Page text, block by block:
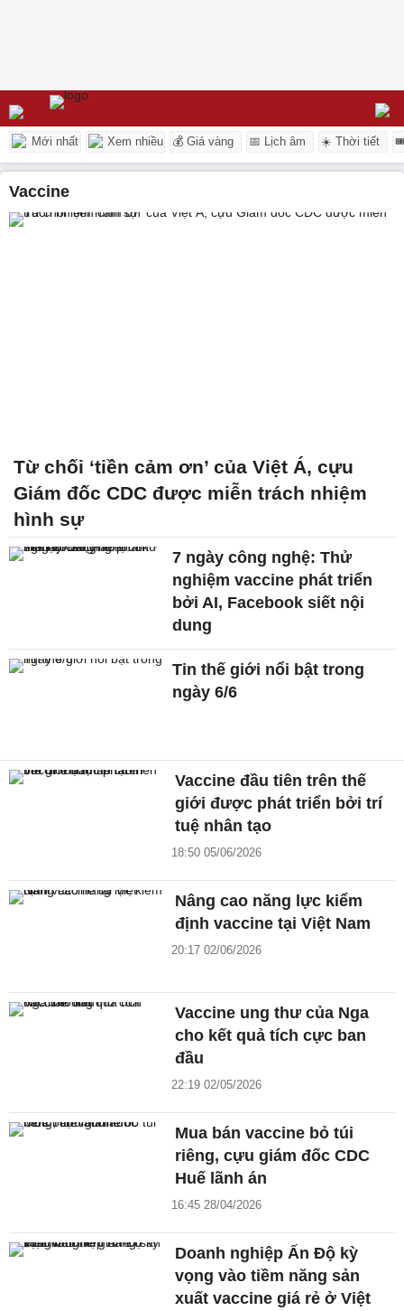
Mới nhất Xem nhiều 💰 Giá vàng 📅 Lịch âm ☀️ Thời tiết
vaccine
Từ chối ‘tiền cảm ơn’ của Việt Á, cựu
Giám đốc CDC được miễn trách nhiệm
hình sự
7 ngày công nghệ: Thử
nghiệm vaccine phát triển
bởi AI, Facebook siết nội
dung
Tin thế giới nổi bật trong
ngày 6/6
Vaccine đầu tiên trên thế
giới được phát triển bởi trí
tuệ nhân tạo
18:50 05/06/2026
Nâng cao năng lực kiểm
định vaccine tại Việt Nam
20:17 02/06/2026
Vaccine ung thư của Nga
cho kết quả tích cực ban
đầu
22:19 02/05/2026
Mua bán vaccine bỏ túi
riêng, cựu giám đốc CDC
Huế lãnh án
16:45 28/04/2026
Doanh nghiệp Ấn Độ kỳ
vọng vào tiềm năng sản
xuất vaccine giá rẻ ở Việt